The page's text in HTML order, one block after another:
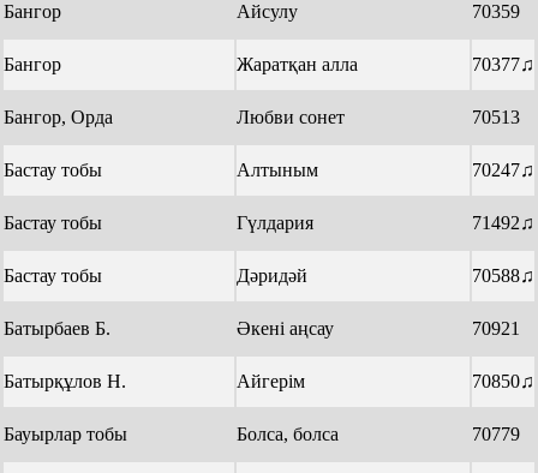
Бангор Айсулу 70359
Бангор Жаратқан алла 70377♫
Бангор, Орда Любви сонет 70513
Бастау тобы Алтыным 70247♫
Бастау тобы Гүлдария 71492♫
Бастау тобы Дәридәй 70588♫
Батырбаев Б. Әкені аңсау 70921
Батырқұлов Н. Айгерім 70850♫
Бауырлар тобы Болса, болса 70779